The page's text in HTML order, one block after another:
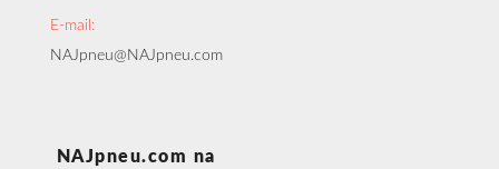
E-mail:
NAJpneu@NAJpneu.com
NAJpneu.com na